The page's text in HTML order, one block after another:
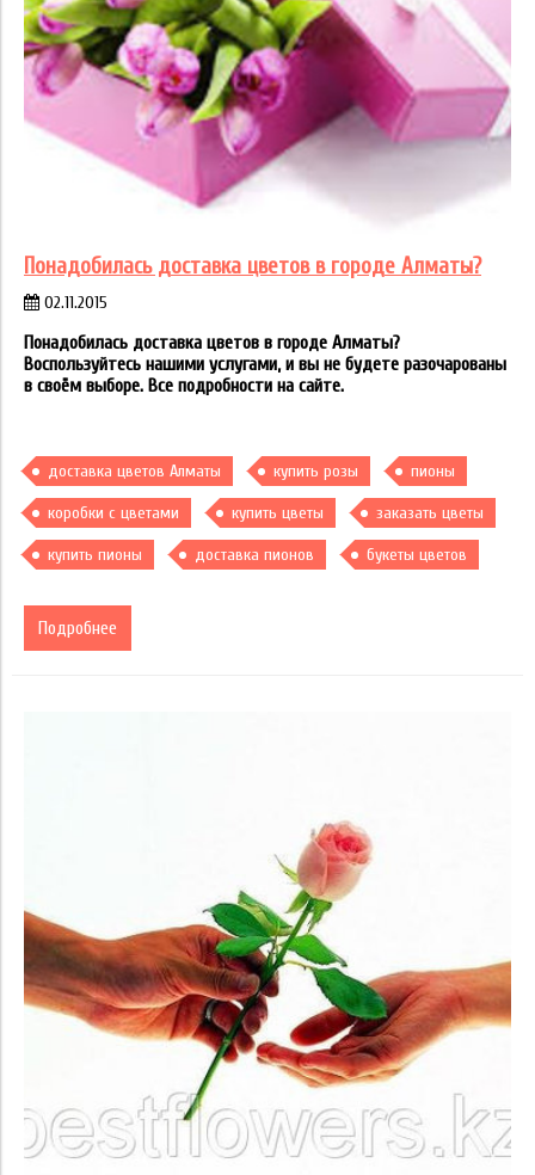
Понадобилась доставка цветов в городе Алматы?
02.11.2015
Понадобилась доставка цветов в городе Алматы?
Воспользуйтесь нашими услугами, и вы не будете разочарованы
в своём выборе. Все подробности на сайте.
доставка цветов Алматы купить розы пионы
коробки с цветами купить цветы заказать цветы
купить пионы доставка пионов букеты цветов
Подробнее